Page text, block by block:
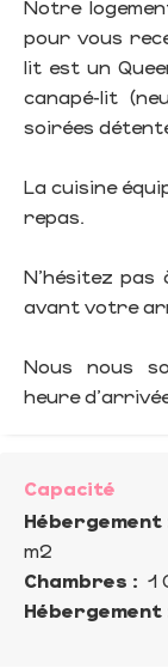
Notre
pour vous
lit est un
canapé-lit
soirées
La cuisine
repas.
N'hésitez pas
avant votre
Nous nous
heure
Capacité
Hébergement
m2
Chambres : 1
Hébergement